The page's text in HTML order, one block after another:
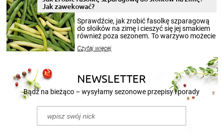
miesięcy. Przygotowanie słoików ze
patenty, które pozwolą zachować świeżość
przetworów.
Jak zawekować?
Sprawdźcie, jak zrobić fasolkę szparagową
do słoików na zimę i cieszyć się jej smakiem
również poza sezonem. To warzywo możecie
nasze propozycje!
Czytaj więcej
NEWSLETTER
Bądź na bieżąco – wysyłamy sezonowe przepisy i porady